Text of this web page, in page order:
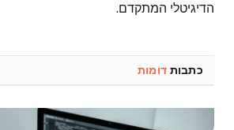
הדיגיטלי המתקדם.
כתבות דומות